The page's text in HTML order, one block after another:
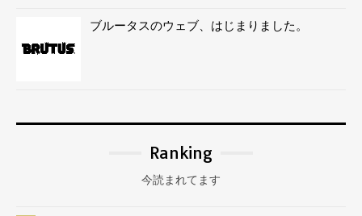
ブルータスのウェブ、はじまりました。
Ranking
今読まれてます